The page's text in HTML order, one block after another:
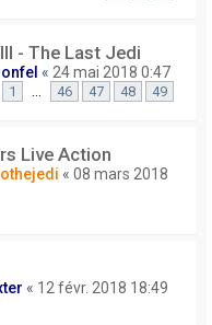
- The Last Jedi
« 24 mai 2018 0:47
1 … 46 47 48 49
Live Action
« 08 mars 2018
« 12 févr. 2018 18:49